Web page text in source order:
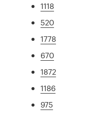
1118
520
1778
670
1872
1186
975